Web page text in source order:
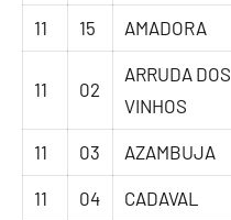
11 15 AMADORA
11 02
ARRUDA DOS
VINHOS
11 03 AZAMBUJA
11 04 CADAVAL